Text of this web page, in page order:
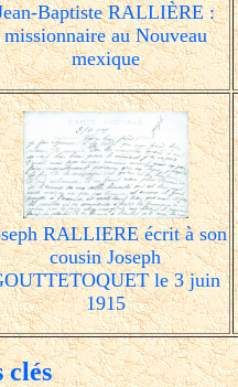
Baptiste RALLIÈRE :
missionnaire au Nouveau
mexique
RALLIERE écrit à son
cousin Joseph
le 3 juin
1915
clés